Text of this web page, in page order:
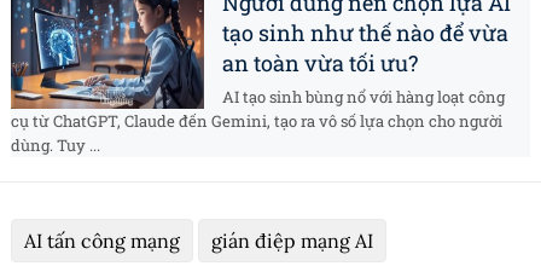
tạo sinh như thế nào để vừa
an toàn vừa tối ưu?
AI tạo sinh bùng nổ với hàng loạt công
cụ từ ChatGPT, Claude đến Gemini, tạo ra vô số lựa chọn cho người
dùng. Tuy ...
AI tấn công mạng gián điệp mạng AI